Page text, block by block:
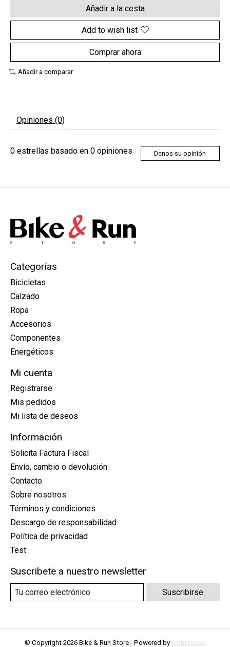
Añadir a la cesta
Add to wish list
Comprar ahora
Añadir a comparar
Opiniones (0)
0 estrellas basado en 0 opiniones Denos su opinión
Categorías
Bicicletas
Calzado
Ropa
Accesorios
Componentes
Energéticos
Mi cuenta
Registrarse
Mis pedidos
Mi lista de deseos
Información
Solicita Factura Fiscal
Envío, cambio o devolución
Contacto
Sobre nosotros
Términos y condiciones
Descargo de responsabilidad
Política de privacidad
Test
Suscribete a nuestro newsletter
Suscribirse
© Copyright 2026 Bike & Run Store - Powered by Lightspeed